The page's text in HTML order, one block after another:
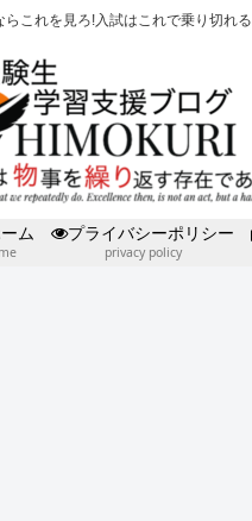
らこれを見ろ!入試はこれで乗り切れる
ム プライバシーポリシー
privacy policy